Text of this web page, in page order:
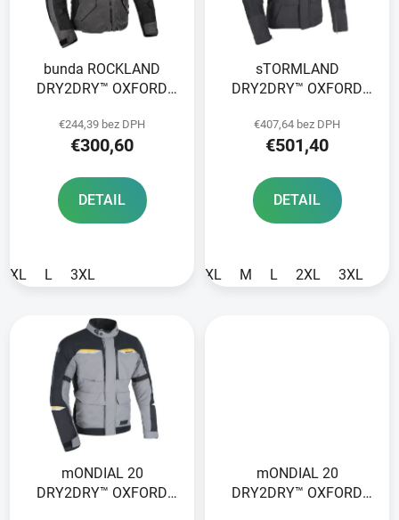
bunda ROCKLAND
DRY2DRY™ OXFORD
červená
€244,39 bez DPH
€300,60
DETAIL
XL L 3XL
sTORMLAND
DRY2DRY™ OXFORD
čierna
€407,64 bez DPH
€501,40
DETAIL
XL M L 2XL 3XL
mONDIAL 20
DRY2DRY™ OXFORD
mONDIAL 20
DRY2DRY™ OXFORD